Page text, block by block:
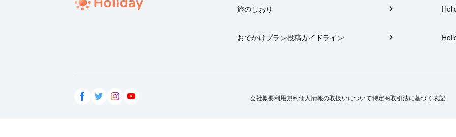
旅のしおり
おでかけプラン投稿ガイドライン
会社概要利用規約個人情報の取扱いについて特定商取引法に基づく表記